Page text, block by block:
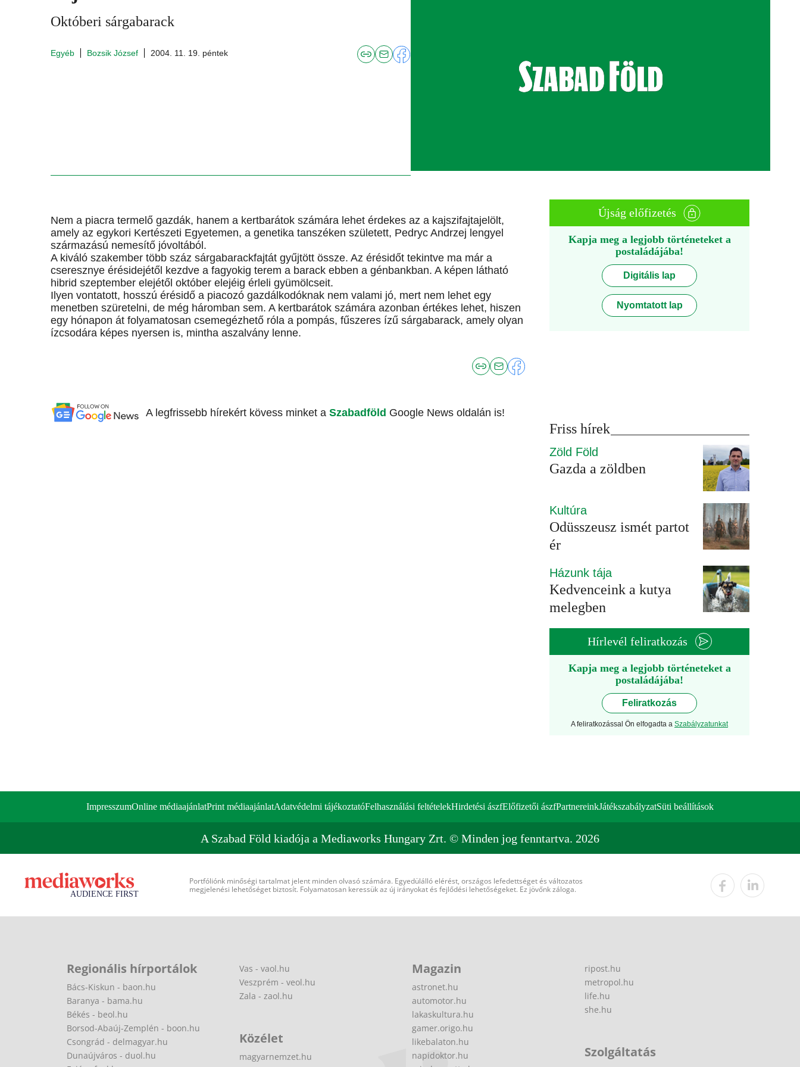
Októberi sárgabarack
Egyéb Bozsik József 2004. 11. 19. péntek
Nem a piacra termelő gazdák, hanem a kertbarátok számára lehet érdekes az a kajszifajtajelölt,
amely az egykori Kertészeti Egyetemen, a genetika tanszéken született, Pedryc Andrzej lengyel
származású nemesítő jóvoltából.
A kiváló szakember több száz sárgabarackfajtát gyűjtött össze. Az érésidőt tekintve ma már a
cseresznye érésidejétől kezdve a fagyokig terem a barack ebben a génbankban. A képen látható
hibrid szeptember elejétől október elejéig érleli gyümölcseit.
Ilyen vontatott, hosszú érésidő a piacozó gazdálkodóknak nem valami jó, mert nem lehet egy
menetben szüretelni, de még háromban sem. A kertbarátok számára azonban értékes lehet, hiszen
egy hónapon át folyamatosan csemegézhető róla a pompás, fűszeres ízű sárgabarack, amely olyan
ízcsodára képes nyersen is, mintha aszalvány lenne.
A legfrissebb hírekért kövess minket a Szabadföld Google News oldalán is!
Újság előfizetés
Kapja meg a legjobb történeteket a
postaládájába!
Digitális lap
Nyomtatott lap
Friss hírek
Zöld Föld
Gazda a zöldben
Kultúra
Odüsszeusz ismét partot
ér
Házunk tája
Kedvenceink a kutya
melegben
Hírlevél feliratkozás
Kapja meg a legjobb történeteket a
postaládájába!
Feliratkozás
A feliratkozással Ön elfogadta a Szabályzatunkat
ImpresszumOnline médiaajánlatPrint médiaajánlatAdatvédelmi tájékoztatóFelhasználási feltételekHirdetési ászfElőfizetői ászfPartnereinkJátékszabályzatSüti beállítások
A Szabad Föld kiadója a Mediaworks Hungary Zrt. © Minden jog fenntartva. 2026
Portfóliónk minőségi tartalmat jelent minden olvasó számára. Egyedülálló elérést, országos lefedettséget és változatos
megjelenési lehetőséget biztosít. Folyamatosan keressük az új irányokat és fejlődési lehetőségeket. Ez jövőnk záloga.
Regionális hírportálok
Bács-Kiskun - baon.hu
Baranya - bama.hu
Békés - beol.hu
Borsod-Abaúj-Zemplén - boon.hu
Csongrád - delmagyar.hu
Dunaújváros - duol.hu
Vas - vaol.hu
Veszprém - veol.hu
Zala - zaol.hu
Közélet
magyarnemzet.hu
Magazin
astronet.hu
automotor.hu
lakaskultura.hu
gamer.origo.hu
likebalaton.hu
napidoktor.hu
ripost.hu
metropol.hu
life.hu
she.hu
Szolgáltatás